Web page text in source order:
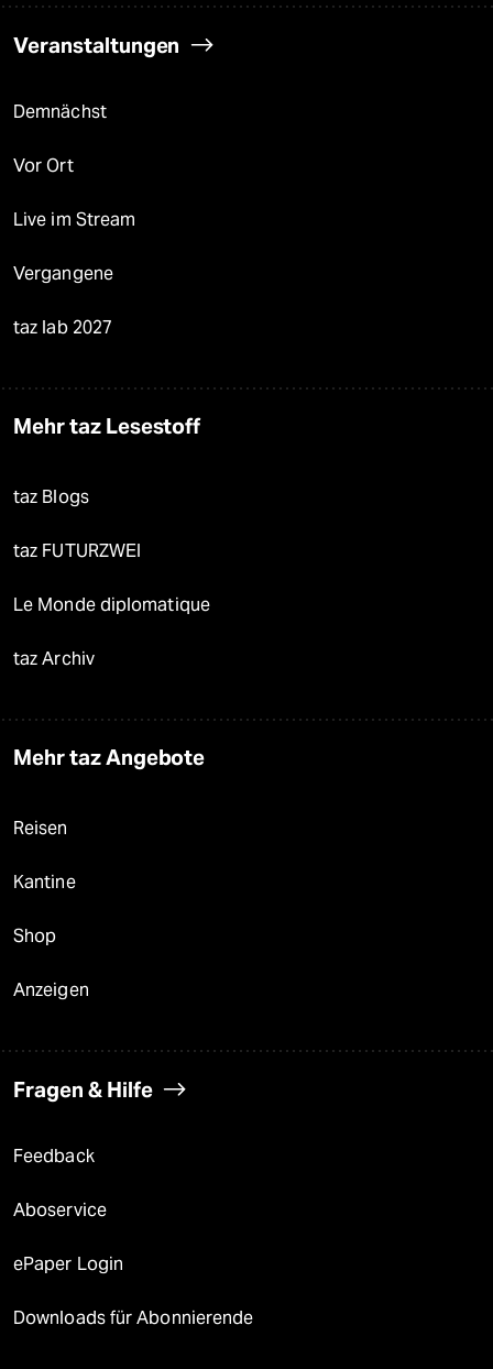
Veranstaltungen
Demnächst
Vor Ort
Live im Stream
Vergangene
taz lab 2027
Mehr taz Lesestoff
taz Blogs
taz FUTURZWEI
Le Monde diplomatique
taz Archiv
Mehr taz Angebote
Reisen
Kantine
Shop
Anzeigen
Fragen & Hilfe
Feedback
Aboservice
ePaper Login
Downloads für Abonnierende